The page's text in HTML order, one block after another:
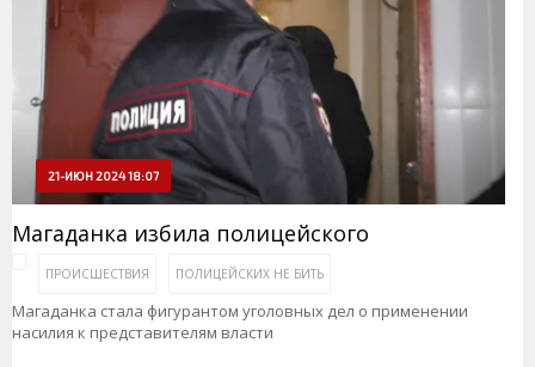
21-ИЮН 2024 18:07
Магаданка избила полицейского
ПРОИСШЕСТВИЯ ПОЛИЦЕЙСКИХ НЕ БИТЬ
Магаданка стала фигурантом уголовных дел о применении
насилия к представителям власти